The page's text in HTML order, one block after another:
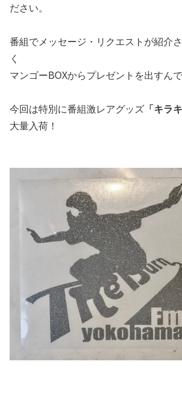
ださい。
番組でメッセージ・リクエストが紹介
く
マンゴーBOXからプレゼントを出すん
今回は特別に番組激レアグッズ 「キラ
大量入荷！